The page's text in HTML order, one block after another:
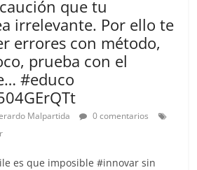
que tu
irrelevante. Por ello te
errores con método,
prueba con el
#educo
Malpartida
0 comentarios
es que imposible #innovar sin